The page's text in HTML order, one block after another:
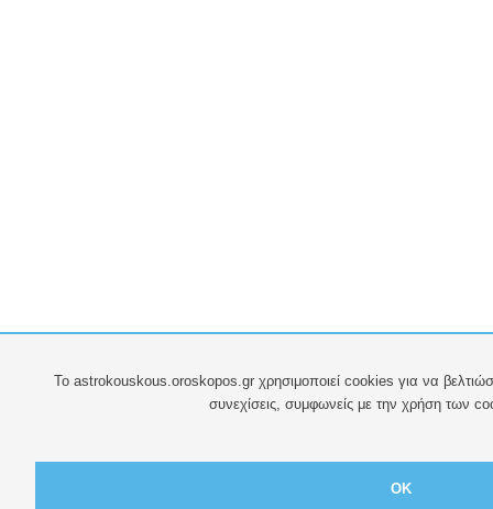
To astrokouskous.oroskopos.gr χρησιμοποιεί cookies για να
συνεχίσεις, συμφωνείς με την χρήση των
OK